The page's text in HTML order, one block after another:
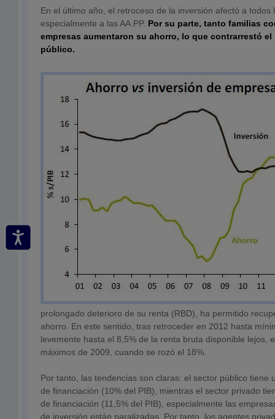
En el último año, el retroceso de la inversión afectó a todos
especialmente a las AA.PP. Por su parte, tanto familias
empresas aumentaron su ahorro, lo que contrarrestó el
público.
prolongado deterioro de su renta (RBD), ha permitido
ahorro. En este sentido, tras retroceder en 2012 hasta
levemente hasta el 8,5% de la renta bruta disponible lejos,
máximos de 2009, cuando se rozó el 18%.
Por tanto, las tendencias son claras: el sector público tiene
de financiación (10% del PIB), mientras el sector privado
de financiación (11,5% del PIB), especialmente las
de inversión están paralizadas. Por tanto, los agentes